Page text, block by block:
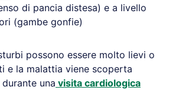
di pancia distesa) e a livello
(gambe gonfie)
possono essere molto lievi o
e la malattia viene scoperta
una visita cardiologica